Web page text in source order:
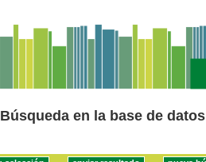
Búsqueda en la base de datos